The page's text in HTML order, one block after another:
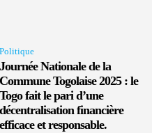
Politique
Journée Nationale de la
Commune Togolaise 2025 : le
Togo fait le pari d’une
décentralisation financière
efficace et responsable.